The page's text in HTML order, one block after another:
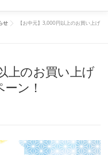
プ
施設のご案内 会社概要
せ
【お中元】3,000円以上のお買い上げ
上のお買い上げ
ン！